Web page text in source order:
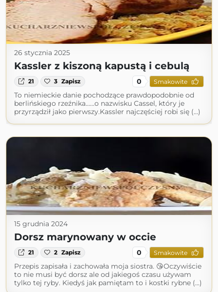
26 stycznia 2025
Kassler z kiszoną kapustą i cebulą
21 3 Zapisz 0 Smakowite
To niemieckie danie pochodzące prawdopodobnie od
berlińskiego rzeźnika......o nazwisku Cassel, który je
przyrządził jako pierwszy.Kassler najczęściej robi się (...)
15 grudnia 2024
Dorsz marynowany w occie
21 2 Zapisz 0 Smakowite
Przepis zapisała i zachowała moja siostra. 😘Oczywiście
to nie musi być dorsz ale od jakiegoś czasu używam
tylko tej ryby. Kiedyś jak pamiętam to i kostki rybne (...)